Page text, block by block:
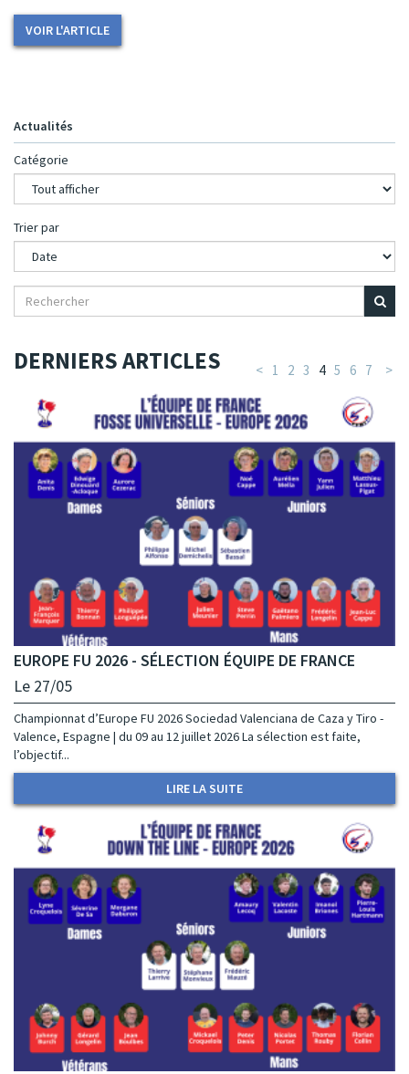
VOIR L'ARTICLE
Actualités
Catégorie
Trier par
DERNIERS ARTICLES < 1 2 3 4 5 6 7 >
EUROPE FU 2026 - SÉLECTION ÉQUIPE DE FRANCE
Le 27/05
Championnat d’Europe FU 2026 Sociedad Valenciana de Caza y Tiro -
Valence, Espagne | du 09 au 12 juillet 2026 La sélection est faite,
l’objectif...
LIRE LA SUITE